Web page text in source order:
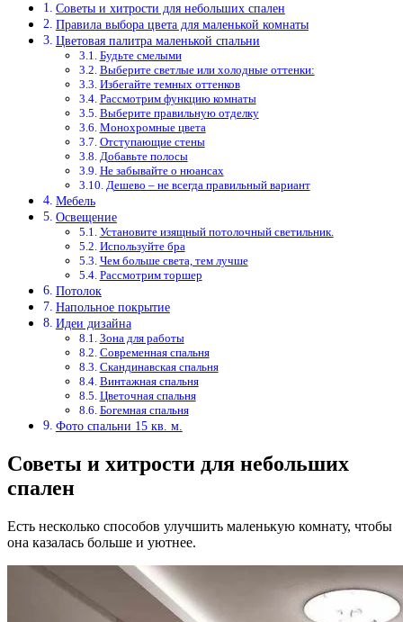
Советы и хитрости для небольших спален
Правила выбора цвета для маленькой комнаты
Цветовая палитра маленькой спальни
Будьте смелыми
Выберите светлые или холодные оттенки:
Избегайте темных оттенков
Рассмотрим функцию комнаты
Выберите правильную отделку
Монохромные цвета
Отступающие стены
Добавьте полосы
Не забывайте о нюансах
Дешево – не всегда правильный вариант
Мебель
Освещение
Установите изящный потолочный светильник.
Используйте бра
Чем больше света, тем лучше
Рассмотрим торшер
Потолок
Напольное покрытие
Идеи дизайна
Зона для работы
Современная спальня
Скандинавская спальня
Винтажная спальня
Цветочная спальня
Богемная спальня
Фото спальни 15 кв. м.
Советы и хитрости для небольших
спален
Есть несколько способов улучшить маленькую комнату, чтобы
она казалась больше и уютнее.